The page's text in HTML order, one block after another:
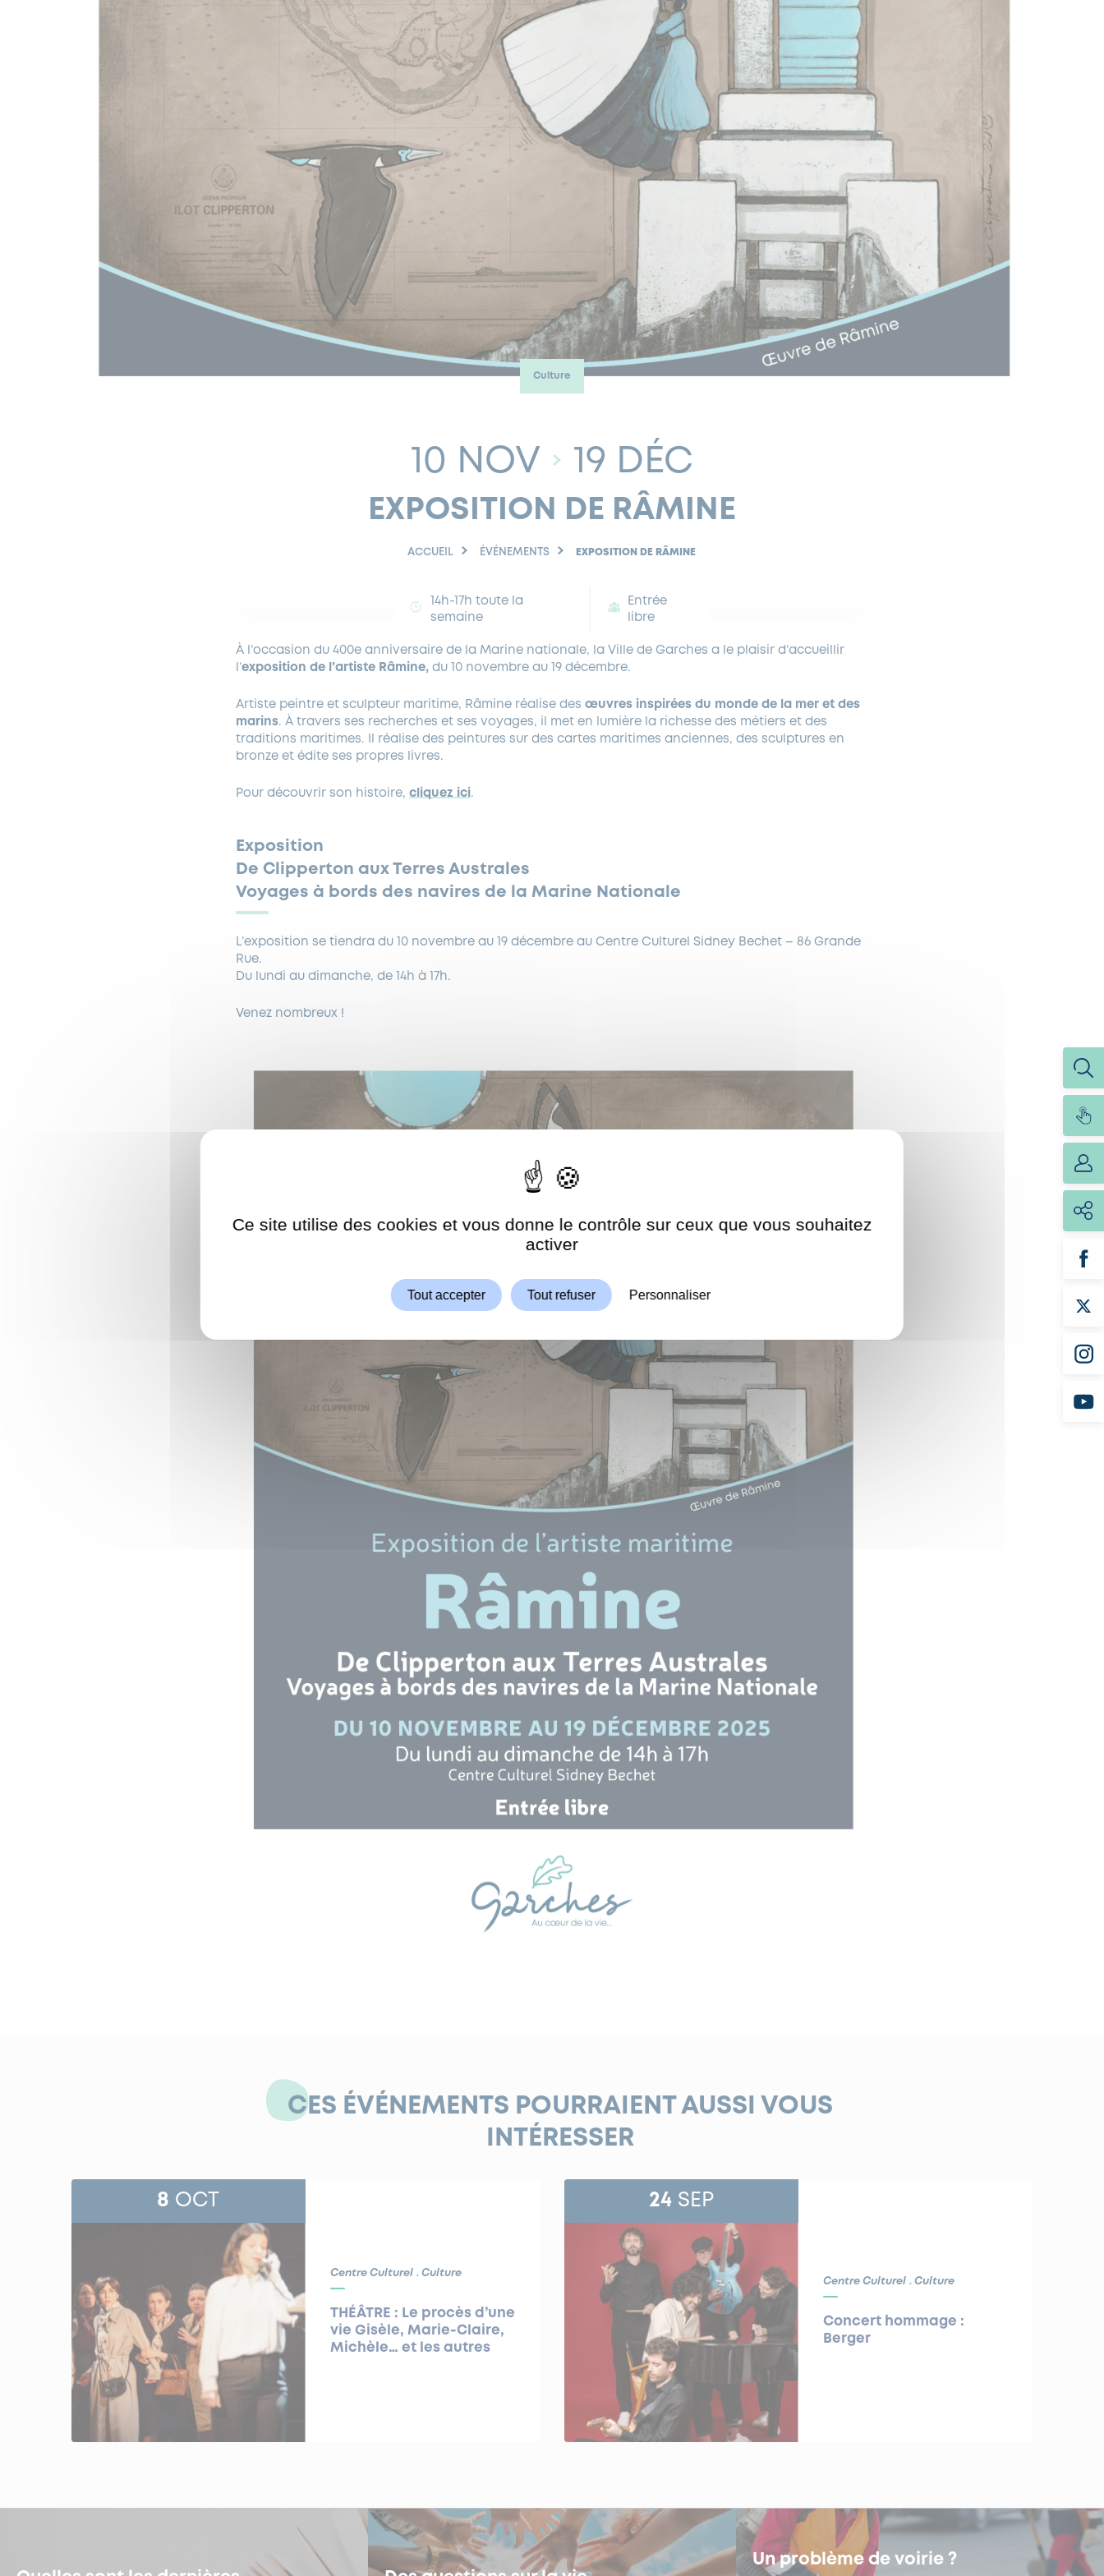
Culture
10 NOV 19 DÉC
EXPOSITION DE RÂMINE
ACCUEIL ÉVÉNEMENTS EXPOSITION DE RÂMINE
14h-17h toute la
semaine
Entrée
libre
À l’occasion du 400e anniversaire de la Marine nationale, la Ville de Garches a le plaisir d’accueillir
l’exposition de l’artiste Râmine, du 10 novembre au 19 décembre.
Artiste peintre et sculpteur maritime, Râmine réalise des œuvres inspirées du monde de la mer et des
marins. À travers ses recherches et ses voyages, il met en lumière la richesse des métiers et des
traditions maritimes. Il réalise des peintures sur des cartes maritimes anciennes, des sculptures en
bronze et édite ses propres livres.
Pour découvrir son histoire, cliquez ici .
Exposition
De Clipperton aux Terres Australes
Voyages à bords des navires de la Marine Nationale
L’exposition se tiendra du 10 novembre au 19 décembre au Centre Culturel Sidney Bechet – 86 Grande
Rue.
Du lundi au dimanche, de 14h à 17h.
Venez nombreux !
CES ÉVÉNEMENTS POURRAIENT AUSSI VOUS
INTÉRESSER
8 OCT
Centre Culturel Culture
THÉÂTRE : Le procès d’une
vie Gisèle, Marie-Claire,
Michèle… et les autres
24 SEP
Centre Culturel Culture
Concert hommage :
Berger
Un problème de voirie ?
Ce site utilise des cookies et vous donne le contrôle sur ceux que vous souhaitez
activer
Tout accepter Tout refuser Personnaliser